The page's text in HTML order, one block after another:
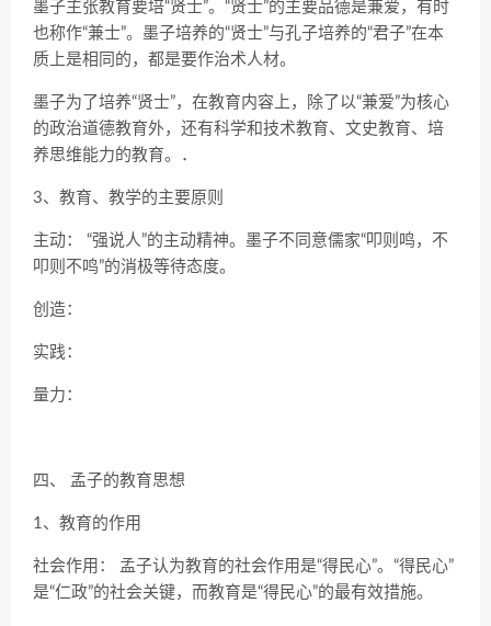
墨子主张教育要培“贤士”。“贤士”的主要品德是兼爱，有时
也称作“兼士”。墨子培养的“贤士”与孔子培养的“君子”在本
质上是相同的，都是要作治术人材。
墨子为了培养“贤士”，在教育内容上，除了以“兼爱”为核心
的政治道德教育外，还有科学和技术教育、文史教育、培
养思维能力的教育。．
3、教育、教学的主要原则
主动： “强说人”的主动精神。墨子不同意儒家“叩则鸣，不
叩则不鸣”的消极等待态度。
创造：
实践：
量力：
四、 孟子的教育思想
1、教育的作用
社会作用： 孟子认为教育的社会作用是“得民心”。“得民心”
是“仁政”的社会关键，而教育是“得民心”的最有效措施。